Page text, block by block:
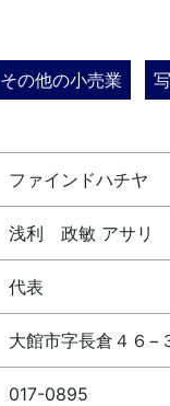
その他の小売業
ファインドハチヤ
浅利 政敏 アサリ
代表
大館市字長倉４６−
017-0895